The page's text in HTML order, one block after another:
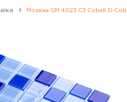
Мозаїка GM 4023 C3 Cobalt D-